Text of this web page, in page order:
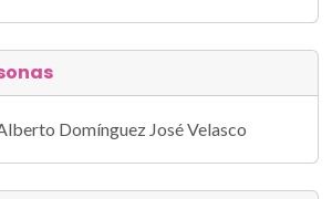
Domínguez José Velasco